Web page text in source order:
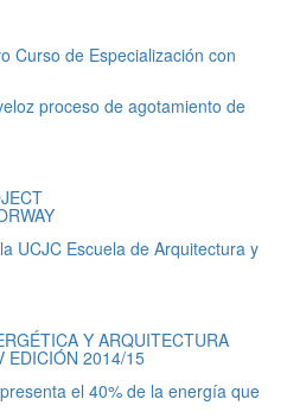
Curso de Especialización con
proceso de agotamiento de
UCJC Escuela de Arquitectura y
Y ARQUITECTURA
EDICIÓN 2014/15
el 40% de la energía que